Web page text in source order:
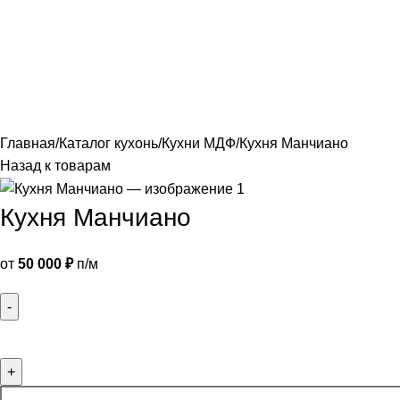
Главная Каталог кухонь Кухни МДФ Кухня Манчиано
Назад к товарам
Кухня Манчиано
от 50 000 ₽п/м